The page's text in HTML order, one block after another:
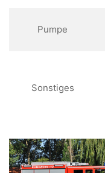
Pumpe
Sonstiges